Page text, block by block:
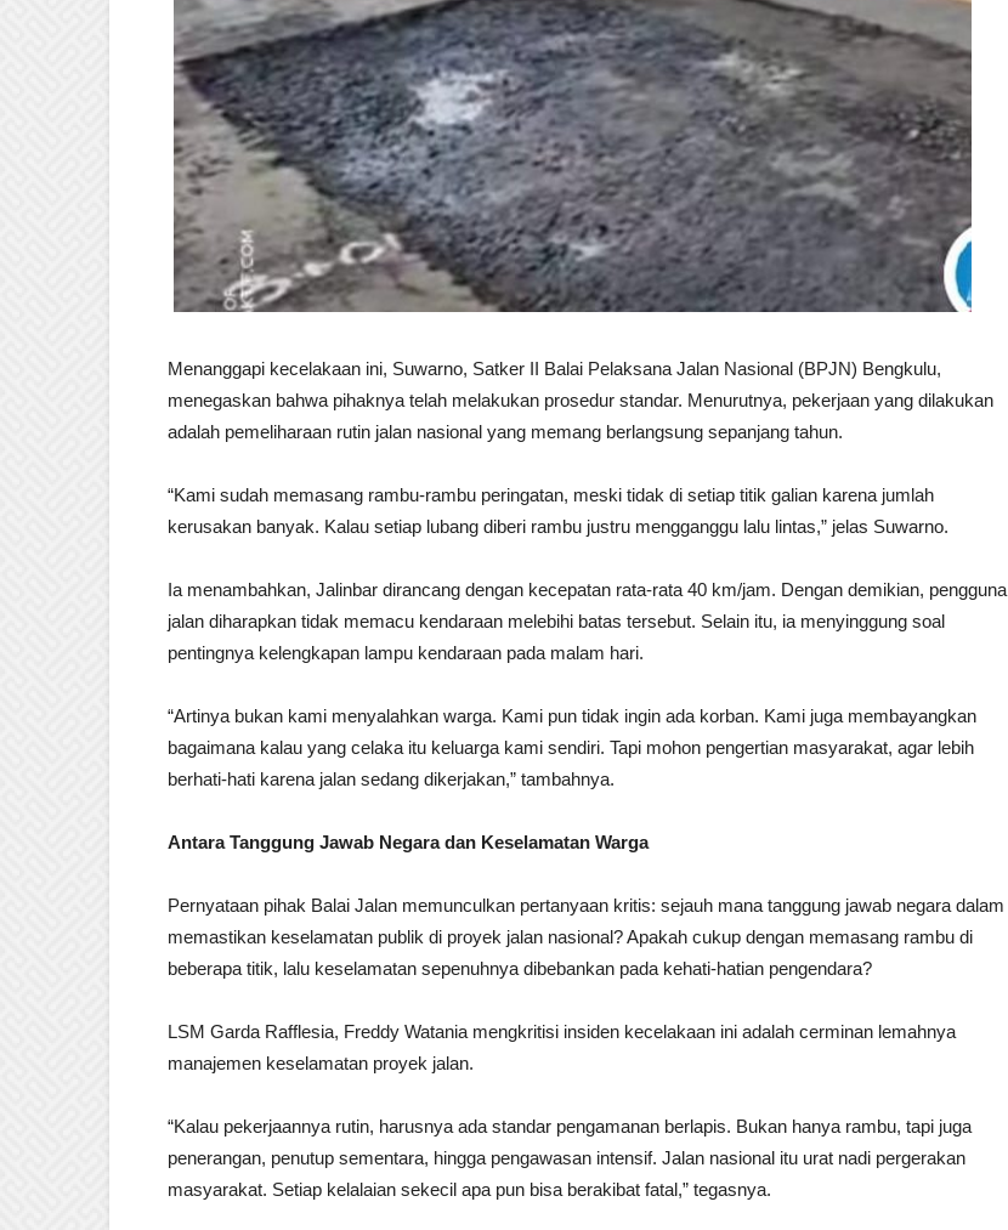
Menanggapi kecelakaan ini, Suwarno, Satker II Balai Pelaksana Jalan Nasional (BPJN) Bengkulu,
menegaskan bahwa pihaknya telah melakukan prosedur standar. Menurutnya, pekerjaan yang dilakukan
adalah pemeliharaan rutin jalan nasional yang memang berlangsung sepanjang tahun.
“Kami sudah memasang rambu-rambu peringatan, meski tidak di setiap titik galian karena jumlah
kerusakan banyak. Kalau setiap lubang diberi rambu justru mengganggu lalu lintas,” jelas Suwarno.
Ia menambahkan, Jalinbar dirancang dengan kecepatan rata-rata 40 km/jam. Dengan demikian, pengguna
jalan diharapkan tidak memacu kendaraan melebihi batas tersebut. Selain itu, ia menyinggung soal
pentingnya kelengkapan lampu kendaraan pada malam hari.
“Artinya bukan kami menyalahkan warga. Kami pun tidak ingin ada korban. Kami juga membayangkan
bagaimana kalau yang celaka itu keluarga kami sendiri. Tapi mohon pengertian masyarakat, agar lebih
berhati-hati karena jalan sedang dikerjakan,” tambahnya.
Antara Tanggung Jawab Negara dan Keselamatan Warga
Pernyataan pihak Balai Jalan memunculkan pertanyaan kritis: sejauh mana tanggung jawab negara dalam
memastikan keselamatan publik di proyek jalan nasional? Apakah cukup dengan memasang rambu di
beberapa titik, lalu keselamatan sepenuhnya dibebankan pada kehati-hatian pengendara?
LSM Garda Rafflesia, Freddy Watania mengkritisi insiden kecelakaan ini adalah cerminan lemahnya
manajemen keselamatan proyek jalan.
“Kalau pekerjaannya rutin, harusnya ada standar pengamanan berlapis. Bukan hanya rambu, tapi juga
penerangan, penutup sementara, hingga pengawasan intensif. Jalan nasional itu urat nadi pergerakan
masyarakat. Setiap kelalaian sekecil apa pun bisa berakibat fatal,” tegasnya.